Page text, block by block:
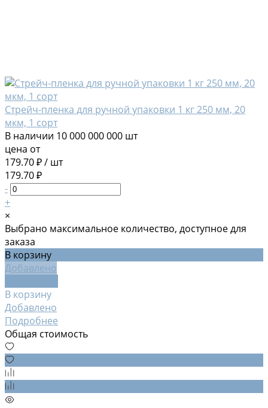
Стрейч-пленка для ручной упаковки 1 кг 250 мм, 20
мкм, 1 сорт
В наличии 10 000 000 000 шт
цена от
179.70 ₽/ шт
179.70 ₽
-
+
×
Выбрано максимальное количество, доступное для
заказа
В корзину
Добавлено
В корзину
Добавлено
Подробнее
Общая стоимость